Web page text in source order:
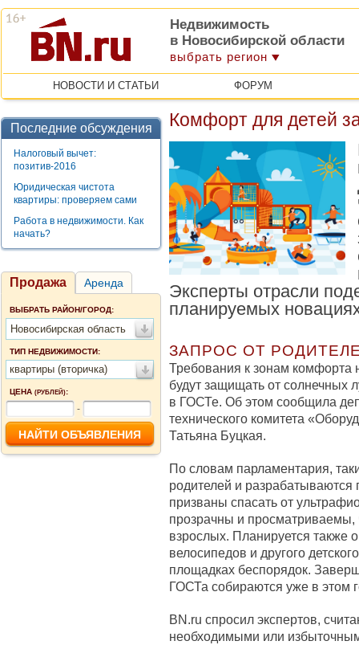
Недвижимость
в Новосибирской области
выбрать регион
НОВОСТИ И СТАТЬИ ФОРУМ
Последние обсуждения
Налоговый вычет:
позитив-2016
Юридическая чистота
квартиры: проверяем сами
Работа в недвижимости. Как
начать?
Продажа Аренда
ВЫБРАТЬ РАЙОН/ГОРОД:
Новосибирская область
ТИП НЕДВИЖИМОСТИ:
квартиры (вторичка)
ЦЕНА (РУБЛЕЙ):
-
Комфорт для детей
Эксперты отрасли
планируемых
ЗАПРОС ОТ
Требования к зонам комфорта
будут защищать от солнечных
в ГОСТе. Об этом сообщила
технического комитета
Татьяна Буцкая.
По словам парламентария,
родителей и
призваны спасать от
прозрачны и
взрослых. Планируется также
велосипедов и другого
площадках беспорядок.
ГОСТа собираются уже в этом
BN.ru спросил экспертов,
необходимыми или